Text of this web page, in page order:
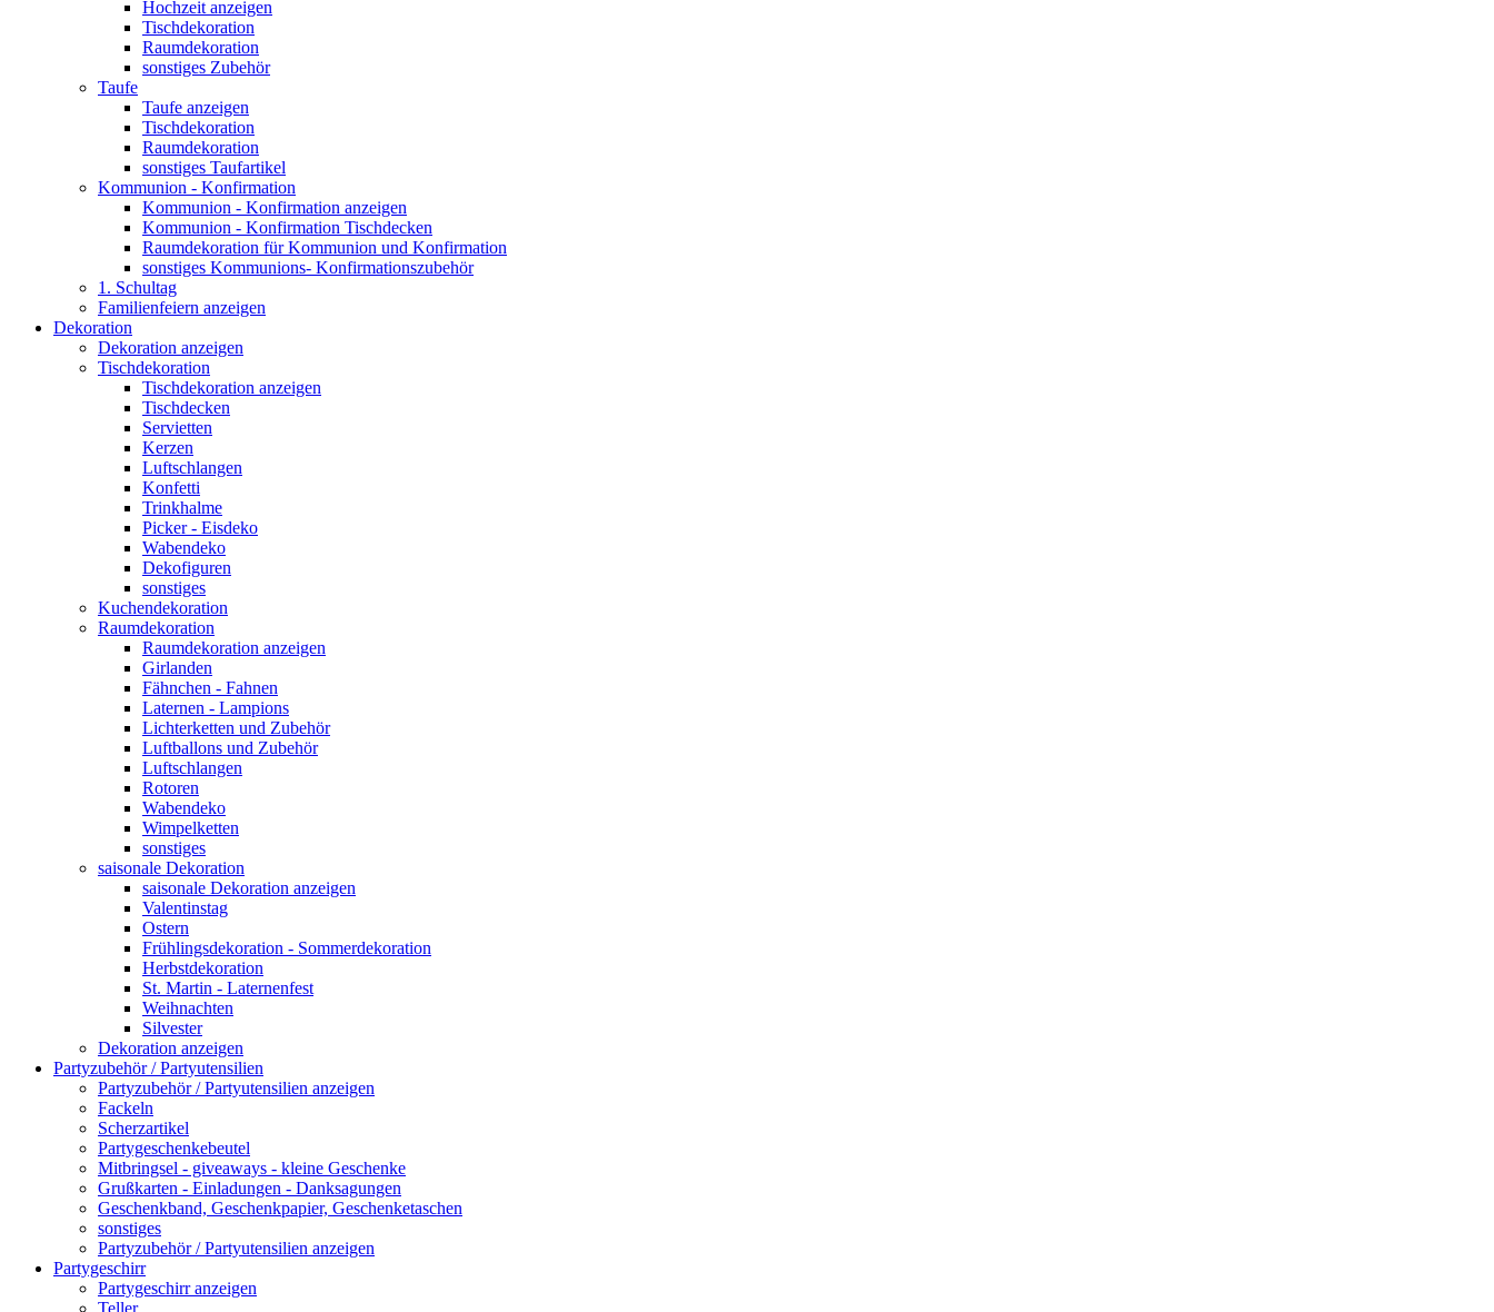
Hochzeit anzeigen
Tischdekoration
Raumdekoration
sonstiges Zubehör
Taufe
Taufe anzeigen
Tischdekoration
Raumdekoration
sonstiges Taufartikel
Kommunion - Konfirmation
Kommunion - Konfirmation anzeigen
Kommunion - Konfirmation Tischdecken
Raumdekoration für Kommunion und Konfirmation
sonstiges Kommunions- Konfirmationszubehör
1. Schultag
Familienfeiern anzeigen
Dekoration
Dekoration anzeigen
Tischdekoration
Tischdekoration anzeigen
Tischdecken
Servietten
Kerzen
Luftschlangen
Konfetti
Trinkhalme
Picker - Eisdeko
Wabendeko
Dekofiguren
sonstiges
Kuchendekoration
Raumdekoration
Raumdekoration anzeigen
Girlanden
Fähnchen - Fahnen
Laternen - Lampions
Lichterketten und Zubehör
Luftballons und Zubehör
Luftschlangen
Rotoren
Wabendeko
Wimpelketten
sonstiges
saisonale Dekoration
saisonale Dekoration anzeigen
Valentinstag
Ostern
Frühlingsdekoration - Sommerdekoration
Herbstdekoration
St. Martin - Laternenfest
Weihnachten
Silvester
Dekoration anzeigen
Partyzubehör / Partyutensilien
Partyzubehör / Partyutensilien anzeigen
Fackeln
Scherzartikel
Partygeschenkebeutel
Mitbringsel - giveaways - kleine Geschenke
Grußkarten - Einladungen - Danksagungen
Geschenkband, Geschenkpapier, Geschenketaschen
sonstiges
Partyzubehör / Partyutensilien anzeigen
Partygeschirr
Partygeschirr anzeigen
Teller